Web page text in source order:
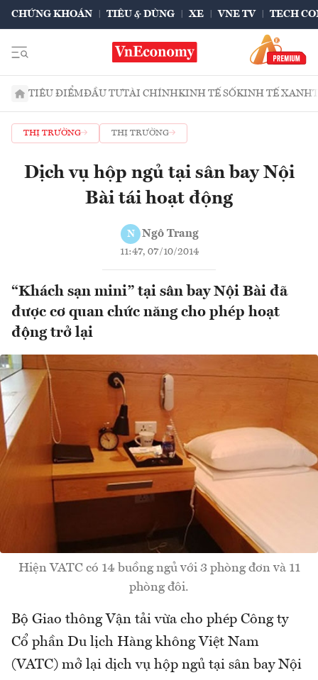
CHỨNG KHOÁN TIÊU & DÙNG XE VNE TV TECH
TIÊU ĐIỂMĐẦU TƯTÀI CHÍNHKINH TẾ SỐKINH TẾ XANH
THỊ TRƯỜNG THỊ TRƯỜNG
Dịch vụ hộp ngủ tại sân bay Nội
Bài tái hoạt động
N Ngô Trang
11:47, 07/10/2014
“Khách sạn mini” tại sân bay Nội Bài đã
được cơ quan chức năng cho phép hoạt
động trở lại
Hiện VATC có 14 buồng ngủ với 3 phòng đơn và 11
phòng đôi.
Bộ Giao thông Vận tải vừa cho phép Công ty
Cổ phần Du lịch Hàng không Việt Nam
(VATC) mở lại dịch vụ hộp ngủ tại sân bay Nội